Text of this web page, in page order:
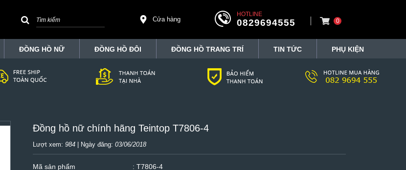
Cửa hàng
HOTLINE
0829694555 0
ĐỒNG HỒ NỮ ĐỒNG HỒ ĐÔI ĐỒNG HỒ TRANG TRÍ TIN TỨC PHỤ KIỆN
Đồng hồ nữ chính hãng Teintop T7806-4
Lượt xem: 984| Ngày đăng: 03/06/2018
Mã sản phẩm
: T7806-4